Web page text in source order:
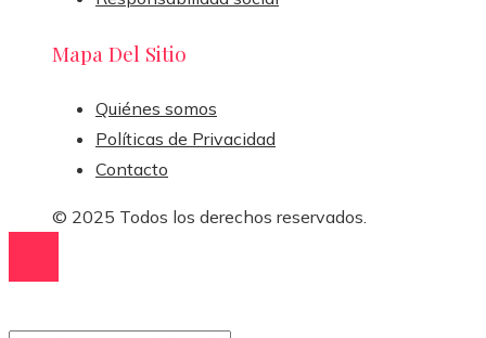
Mapa Del Sitio
Quiénes somos
Políticas de Privacidad
Contacto
© 2025 Todos los derechos reservados.